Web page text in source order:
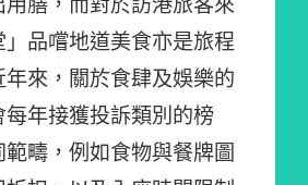
品嚐地道美食亦是旅程
來，關於食肆及娛樂的
年接獲投訴類別的榜
疇，例如食物與餐牌圖